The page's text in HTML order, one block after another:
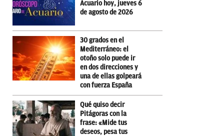
Acuario hoy, jueves 6
de agosto de 2026
30 grados en el
Mediterráneo: el
otoño solo puede ir
en dos direcciones y
una de ellas golpeará
con fuerza España
Qué quiso decir
Pitágoras con la
frase: «Mide tus
deseos, pesa tus